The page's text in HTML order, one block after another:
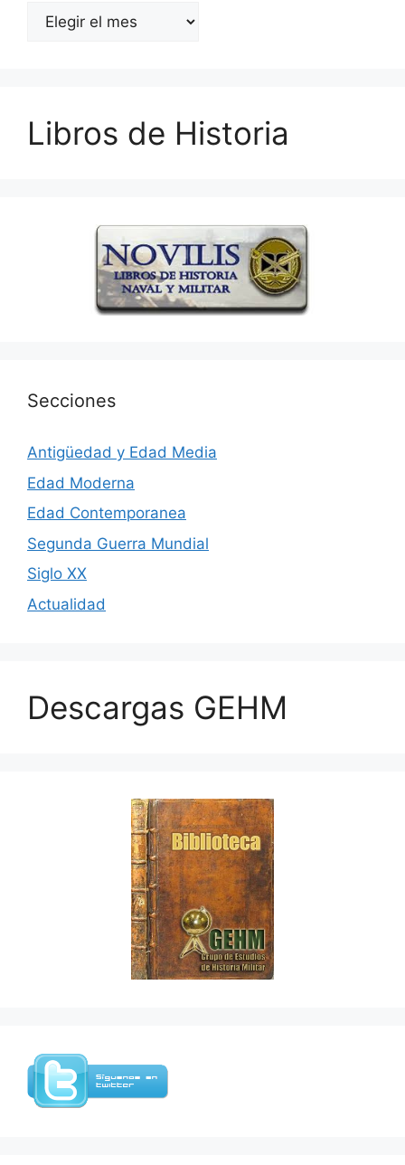
Archivos
Libros de Historia
Secciones
Antigüedad y Edad Media
Edad Moderna
Edad Contemporanea
Segunda Guerra Mundial
Siglo XX
Actualidad
Descargas GEHM